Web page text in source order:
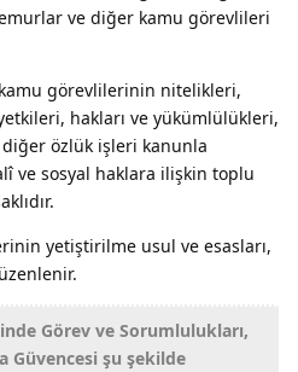
ve diğer kamu görevlileri
görevlilerinin nitelikleri,
hakları ve yükümlülükleri,
diğer özlük işleri kanunla
ve sosyal haklara ilişkin toplu
yetiştirilme usul ve esasları,
Görev ve Sorumlulukları,
Güvencesi şu şekilde